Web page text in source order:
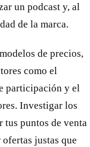
un podcast y, al
de la marca.
de precios,
como el
participación y el
Investigar los
tus puntos de venta
justas que